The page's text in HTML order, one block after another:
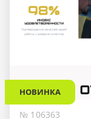
НОВИНКА
№ 106363